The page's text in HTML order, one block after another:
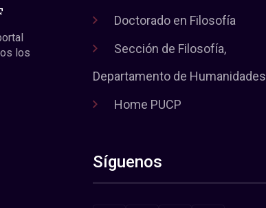
los
Doctorado en Filosofía
Sección de Filosofía,
Departamento de Humanidades
Home PUCP
Síguenos